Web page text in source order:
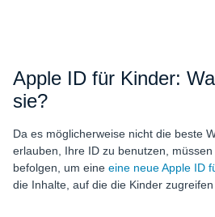
Apple ID für Kinder:
sie?
Da es möglicherweise nicht die beste
erlauben, Ihre ID zu benutzen,
befolgen, um eine eine neue Apple ID
die Inhalte, auf die die Kinder